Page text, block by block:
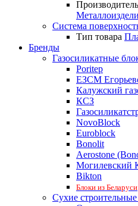
Производитель
Система
Тип товара
Бренды
Газосиликатные
Poritep
ЕЗСМ
Калужский
КСЗ
NovoBlock
Euroblock
Bonolit
Aerostone
Могилевский
Bikton
Блоки из Беларуси
Сухие